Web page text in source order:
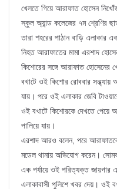
খেলতে গিয়ে আরাফাত হোসেন
স্কুল অ্যান্ড কলেজের ৭ম শ্রেণির
তারা শহরের পাঠান বাড়ি এলাকার
নিহত আরাফাতের মামা এরশাদ
কিশোরের সঙ্গে আরাফাত হোসেনের
বখাটে ওই কিশোর রোববার সন্ধ্যায়
যায়। পরে ওই এলাকার জেবি
ওই বখাটে কিশোরকে দেখতে পেয়ে
পালিয়ে যায়।
এরশাদ আরও বলেন, পরে
মডেল থানায় অভিযোগ করেন।
এক পর্যায়ে ওই পরিত্যক্ত জায়গার
এলাকাবাসী পুলিশে খবর দেয়। ওই